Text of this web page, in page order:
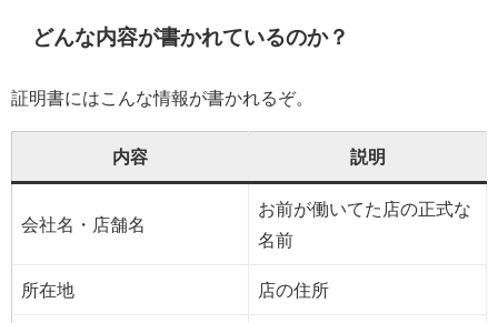
どんな内容が書かれているのか？
証明書にはこんな情報が書かれるぞ。
内容 説明
会社名・店舗名
お前が働いてた店の正式な
名前
所在地 店の住所